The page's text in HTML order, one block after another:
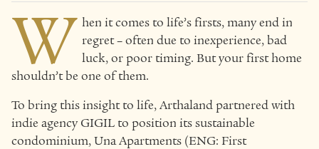
W hen it comes to life’s firsts, many end in
regret – often due to inexperience, bad
luck, or poor timing. But your first home
shouldn’t be one of them.
To bring this insight to life, Arthaland partnered with
indie agency GIGIL to position its sustainable
condominium, Una Apartments (ENG: First